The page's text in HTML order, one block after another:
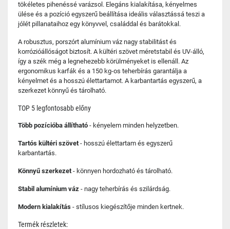
tökéletes pihenéssé varázsol. Elegáns kialakítása, kényelmes
ülése és a pozíció egyszerű beállítása ideális választássá teszi a
jólét pillanataihoz egy könyvvel, családdal és barátokkal.
A robusztus, porszórt alumínium váz nagy stabilitást és
korrózióállóságot biztosít. A kültéri szövet méretstabil és UV-álló,
így a szék még a legnehezebb körülményeket is ellenáll. Az
ergonomikus karfák és a 150 kg-os teherbírás garantálja a
kényelmet és a hosszú élettartamot. A karbantartás egyszerű, a
szerkezet könnyű és tárolható.
TOP 5 legfontosabb előny
Több pozícióba állítható - kényelem minden helyzetben.
Tartós kültéri szövet- hosszú élettartam és egyszerű
karbantartás.
Könnyű szerkezet- könnyen hordozható és tárolható.
Stabil alumínium váz - nagy teherbírás és szilárdság.
Modern kialakítás - stílusos kiegészítője minden kertnek.
Termék részletek: